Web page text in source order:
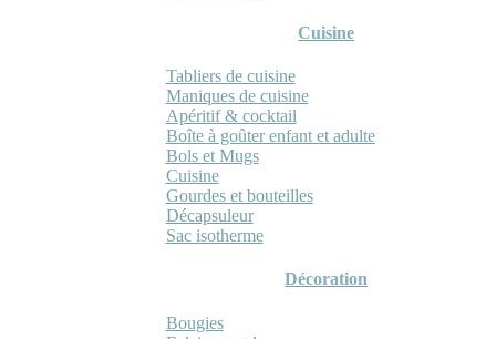
Cuisine
Tabliers de cuisine
Maniques de cuisine
Apéritif & cocktail
Boîte à goûter enfant et adulte
Bols et Mugs
Cuisine
Gourdes et bouteilles
Décapsuleur
Sac isotherme
Décoration
Bougies